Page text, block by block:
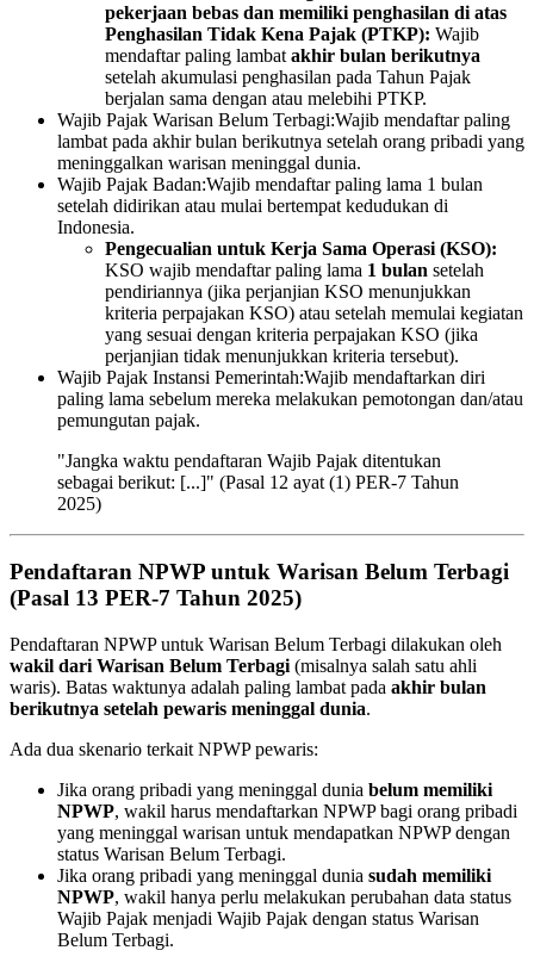
pekerjaan bebas dan memiliki penghasilan di atas
Penghasilan Tidak Kena Pajak (PTKP): Wajib
mendaftar paling lambat akhir bulan berikutnya
setelah akumulasi penghasilan pada Tahun Pajak
berjalan sama dengan atau melebihi PTKP.
Wajib Pajak Warisan Belum Terbagi:Wajib mendaftar paling
lambat pada akhir bulan berikutnya setelah orang pribadi yang
meninggalkan warisan meninggal dunia.
Wajib Pajak Badan:Wajib mendaftar paling lama 1 bulan
setelah didirikan atau mulai bertempat kedudukan di
Indonesia.
Pengecualian untuk Kerja Sama Operasi (KSO):
KSO wajib mendaftar paling lama 1 bulan setelah
pendiriannya (jika perjanjian KSO menunjukkan
kriteria perpajakan KSO) atau setelah memulai kegiatan
yang sesuai dengan kriteria perpajakan KSO (jika
perjanjian tidak menunjukkan kriteria tersebut).
Wajib Pajak Instansi Pemerintah:Wajib mendaftarkan diri
paling lama sebelum mereka melakukan pemotongan dan/atau
pemungutan pajak.
"Jangka waktu pendaftaran Wajib Pajak ditentukan
sebagai berikut: [...]" (Pasal 12 ayat (1) PER-7 Tahun
2025)
Pendaftaran NPWP untuk Warisan Belum Terbagi
(Pasal 13 PER-7 Tahun 2025)
Pendaftaran NPWP untuk Warisan Belum Terbagi dilakukan oleh
wakil dari Warisan Belum Terbagi (misalnya salah satu ahli
waris). Batas waktunya adalah paling lambat pada akhir bulan
berikutnya setelah pewaris meninggal dunia.
Ada dua skenario terkait NPWP pewaris:
Jika orang pribadi yang meninggal dunia belum memiliki
NPWP, wakil harus mendaftarkan NPWP bagi orang pribadi
yang meninggal warisan untuk mendapatkan NPWP dengan
status Warisan Belum Terbagi.
Jika orang pribadi yang meninggal dunia sudah memiliki
NPWP, wakil hanya perlu melakukan perubahan data status
Wajib Pajak menjadi Wajib Pajak dengan status Warisan
Belum Terbagi.